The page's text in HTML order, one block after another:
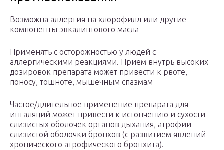
Возможна аллергия на хлорофилл или другие
компоненты эвкалиптового масла
Применять с осторожностью у людей с
аллергическими реакциями. Прием внутрь высоких
дозировок препарата может привести к рвоте,
поносу, тошноте, мышечным спазмам
Частое/длительное применение препарата для
ингаляций может привести к истончению и сухости
слизистых оболочек органов дыхания, атрофии
слизистой оболочки бронхов (с развитием явлений
хронического атрофического бронхита).